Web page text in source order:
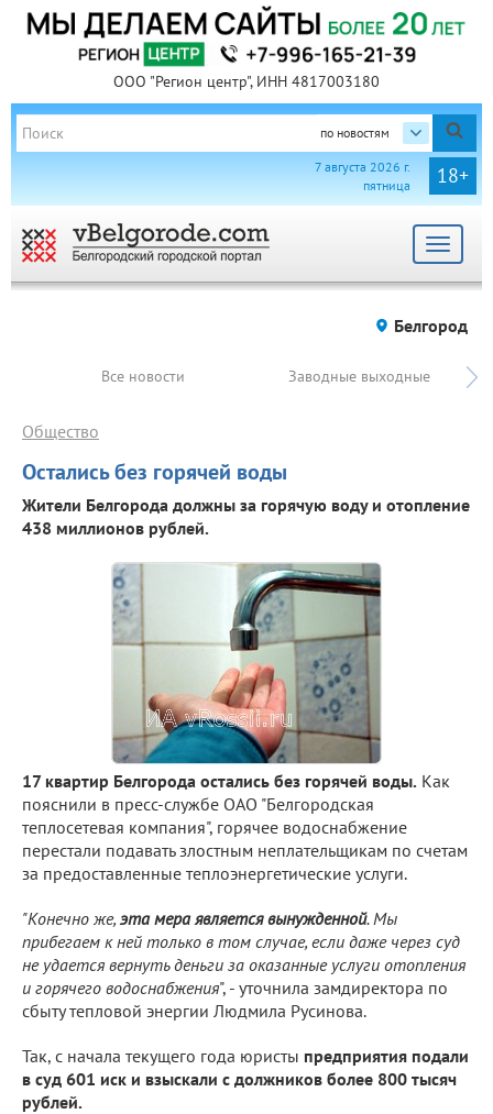
ООО "Регион центр", ИНН 4817003180
по новостям
18+
7 августа 2026 г.
пятница
Toggle
Белгород
Все новости Заводные выходные
Остались без горячей воды
Общество
Жители Белгорода должны за горячую воду и отопление
438 миллионов рублей.
17 квартир Белгорода остались без горячей воды. Как
пояснили в пресс-службе ОАО "Белгородская
теплосетевая компания", горячее водоснабжение
перестали подавать злостным неплательщикам по счетам
за предоставленные теплоэнергетические услуги.
"Конечно же, эта мера является вынужденной. Мы
прибегаем к ней только в том случае, если даже через суд
не удается вернуть деньги за оказанные услуги отопления
и горячего водоснабжения", - уточнила замдиректора по
сбыту тепловой энергии Людмила Русинова.
Так, с начала текущего года юристы предприятия подали
в суд 601 иск и взыскали с должников более 800 тысяч
рублей.